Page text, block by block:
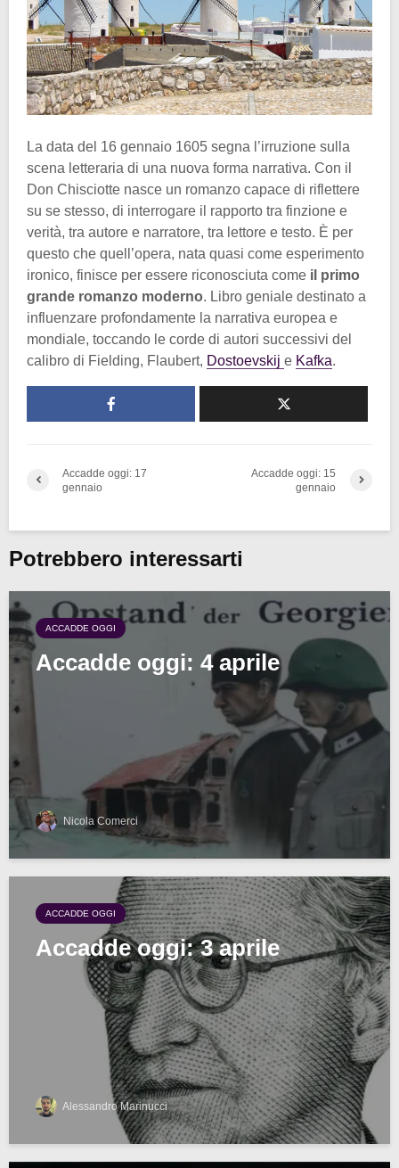
La data del 16 gennaio 1605 segna l’irruzione sulla
scena letteraria di una nuova forma narrativa. Con il
Don Chisciotte nasce un romanzo capace di riflettere
su se stesso, di interrogare il rapporto tra finzione e
verità, tra autore e narratore, tra lettore e testo. È per
questo che quell’opera, nata quasi come esperimento
ironico, finisce per essere riconosciuta come il primo
grande romanzo moderno. Libro geniale destinato a
influenzare profondamente la narrativa europea e
mondiale, toccando le corde di autori successivi del
calibro di Fielding, Flaubert, Dostoevskij e Kafka.
Accadde oggi: 17
gennaio
Accadde oggi: 15
gennaio
Potrebbero interessarti
ACCADDE OGGI
Accadde oggi: 4 aprile
Nicola Comerci
ACCADDE OGGI
Accadde oggi: 3 aprile
Alessandro Marinucci